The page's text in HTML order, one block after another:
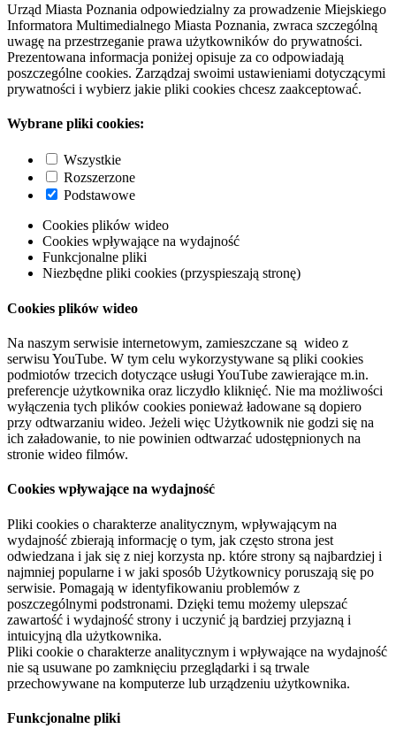
Urząd Miasta Poznania odpowiedzialny za prowadzenie Miejskiego
Informatora Multimedialnego Miasta Poznania, zwraca szczególną
uwagę na przestrzeganie prawa użytkowników do prywatności.
Prezentowana informacja poniżej opisuje za co odpowiadają
poszczególne cookies. Zarządzaj swoimi ustawieniami dotyczącymi
prywatności i wybierz jakie pliki cookies chcesz zaakceptować.
Wybrane pliki cookies:
Wszystkie
Rozszerzone
Podstawowe
Cookies plików wideo
Cookies wpływające na wydajność
Funkcjonalne pliki
Niezbędne pliki cookies (przyspieszają stronę)
Cookies plików wideo
Na naszym serwisie internetowym, zamieszczane są wideo z
serwisu YouTube. W tym celu wykorzystywane są pliki cookies
podmiotów trzecich dotyczące usługi YouTube zawierające m.in.
preferencje użytkownika oraz liczydło kliknięć. Nie ma możliwości
wyłączenia tych plików cookies ponieważ ładowane są dopiero
przy odtwarzaniu wideo. Jeżeli więc Użytkownik nie godzi się na
ich załadowanie, to nie powinien odtwarzać udostępnionych na
stronie wideo filmów.
Cookies wpływające na wydajność
Pliki cookies o charakterze analitycznym, wpływającym na
wydajność zbierają informację o tym, jak często strona jest
odwiedzana i jak się z niej korzysta np. które strony są najbardziej i
najmniej popularne i w jaki sposób Użytkownicy poruszają się po
serwisie. Pomagają w identyfikowaniu problemów z
poszczególnymi podstronami. Dzięki temu możemy ulepszać
zawartość i wydajność strony i uczynić ją bardziej przyjazną i
intuicyjną dla użytkownika.
Pliki cookie o charakterze analitycznym i wpływające na wydajność
nie są usuwane po zamknięciu przeglądarki i są trwale
przechowywane na komputerze lub urządzeniu użytkownika.
Funkcjonalne pliki